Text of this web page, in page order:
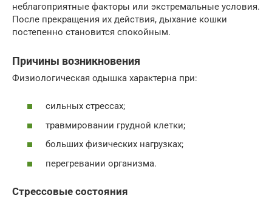
неблагоприятные факторы или экстремальные условия.
После прекращения их действия, дыхание кошки
постепенно становится спокойным.
Причины возникновения
Физиологическая одышка характерна при:
сильных стрессах;
травмировании грудной клетки;
больших физических нагрузках;
перегревании организма.
Стрессовые состояния